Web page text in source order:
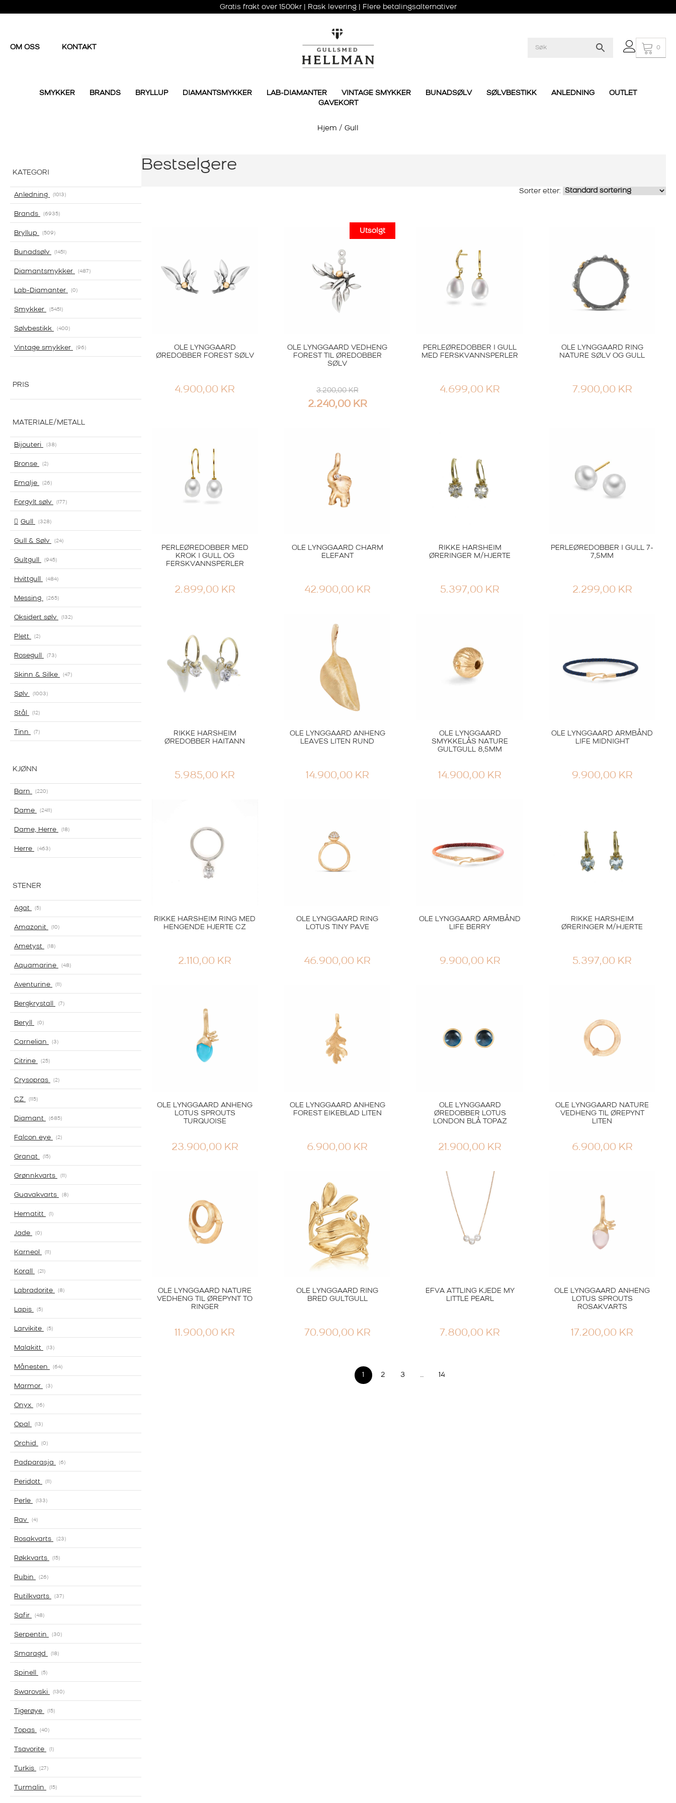
Gratis frakt over 1500kr | Rask levering | Flere betalingsalternativer
OM OSS KONTAKT 0
SMYKKER BRANDS BRYLLUP DIAMANTSMYKKER LAB-DIAMANTER VINTAGE SMYKKER BUNADSØLV SØLVBESTIKK ANLEDNING
OUTLET
GAVEKORT
Hjem / Gull
KATEGORI
Anledning 1013
Brands 6935
Bryllup 509
Bunadsølv 1451
Diamantsmykker 487
Lab-Diamanter 0
Smykker 5451
Sølvbestikk 400
Vintage smykker 96
PRIS
MATERIALE/METALL
Bijouteri 38
Bronse 2
Emalje 26
Forgylt sølv 177
Gull 328
Gull & Sølv 24
Gultgull 945
Hvittgull 484
Messing 265
Oksidert sølv 132
Plett 2
Rosegull 73
Skinn & Silke 47
Sølv 1003
Stål 12
Tinn 7
KJØNN
Barn 220
Dame 2411
Dame, Herre 18
Herre 463
STENER
Agat 5
Amazonit 10
Ametyst 18
Aquamarine 48
Aventurine 11
Bergkrystall 7
Beryll 0
Carnelian 3
Citrine 25
Crysopras 2
CZ 115
Diamant 685
Falcon eye 2
Granat 15
Grønnkvarts 11
Guavakvarts 8
Hematitt 1
Jade 0
Karneol 11
Korall 21
Labradorite 8
Lapis 5
Larvikite 5
Malakitt 13
Månesten 64
Marmor 3
Onyx 16
Opal 13
Orchid 0
Padparasja 6
Peridott 11
Perle 133
Rav 4
Rosakvarts 23
Røkkvarts 15
Rubin 26
Rutilkvarts 37
Safir 48
Serpentin 30
Smaragd 18
Spinell 5
Swarovski 130
Tigerøye 15
Topas 40
Tsavorite 1
Turkis 27
Turmalin 15
Bestselgere
OLE LYNGGAARD
ØREDOBBER FOREST SØLV
4.900,00 KR
OLE LYNGGAARD VEDHENG
FOREST TIL ØREDOBBER
SØLV
3.200,00KR
OPPRINNELIG
2.240,00 KRNÅVÆRENDE
PERLEØREDOBBER I GULL
MED FERSKVANNSPERLER
4.699,00 KR
OLE LYNGGAARD RING
NATURE SØLV OG GULL
7.900,00 KR
PERLEØREDOBBER MED
KROK I GULL OG
FERSKVANNSPERLER
2.899,00 KR
OLE LYNGGAARD CHARM
ELEFANT
42.900,00 KR
RIKKE HARSHEIM
ØRERINGER M/HJERTE
5.397,00 KR
PERLEØREDOBBER I GULL 7-
7,5MM
2.299,00 KR
RIKKE HARSHEIM
ØREDOBBER HAITANN
5.985,00 KR
OLE LYNGGAARD ANHENG
LEAVES LITEN RUND
14.900,00 KR
OLE LYNGGAARD
SMYKKELÅS NATURE
GULTGULL 8,5MM
14.900,00 KR
OLE LYNGGAARD ARMBÅND
LIFE MIDNIGHT
9.900,00 KR
RIKKE HARSHEIM RING MED
HENGENDE HJERTE CZ
2.110,00 KR
OLE LYNGGAARD RING
LOTUS TINY PAVE
46.900,00 KR
OLE LYNGGAARD ARMBÅND
LIFE BERRY
9.900,00 KR
RIKKE HARSHEIM
ØRERINGER M/HJERTE
5.397,00 KR
OLE LYNGGAARD ANHENG
LOTUS SPROUTS
TURQUOISE
23.900,00 KR
OLE LYNGGAARD ANHENG
FOREST EIKEBLAD LITEN
6.900,00 KR
OLE LYNGGAARD
ØREDOBBER LOTUS
LONDON BLÅ TOPAZ
21.900,00 KR
OLE LYNGGAARD NATURE
VEDHENG TIL ØREPYNT
LITEN
6.900,00 KR
OLE LYNGGAARD NATURE
VEDHENG TIL ØREPYNT TO
RINGER
11.900,00 KR
OLE LYNGGAARD RING
BRED GULTGULL
70.900,00 KR
EFVA ATTLING KJEDE MY
LITTLE PEARL
7.800,00 KR
OLE LYNGGAARD ANHENG
LOTUS SPROUTS
ROSAKVARTS
17.200,00 KR
1 2 3 … 14